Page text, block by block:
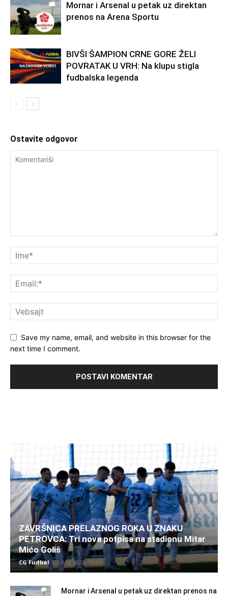
Mornar i Arsenal u petak uz direktan
prenos na Arena Sportu
BIVŠI ŠAMPION CRNE GORE ŽELI
POVRATAK U VRH: Na klupu stigla
fudbalska legenda
Ostavite odgovor
Save my name, email, and website in this browser for the
next time I comment.
ZAVRŠNICA PRELAZNOG ROKA U ZNAKU
PETROVCA: Tri nova potpisa na stadionu Mitar
Mićo Goliš
CG Fudbal - 6 Aug 2026. 12:26
Mornar i Arsenal u petak uz direktan prenos na